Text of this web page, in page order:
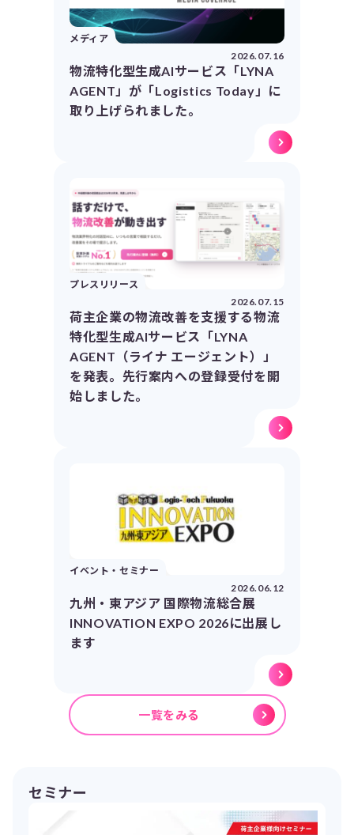
メディア
2026.07.16
物流特化型生成AIサービス「LYNA
AGENT」が「Logistics Today」に
取り上げられました。
プレスリリース
2026.07.15
荷主企業の物流改善を支援する物流
特化型生成AIサービス「LYNA
AGENT（ライナ エージェント）」
を発表。先行案内への登録受付を開
始しました。
イベント・セミナー
2026.06.12
九州・東アジア 国際物流総合展
INNOVATION EXPO 2026に出展し
ます
一覧をみる
セミナー